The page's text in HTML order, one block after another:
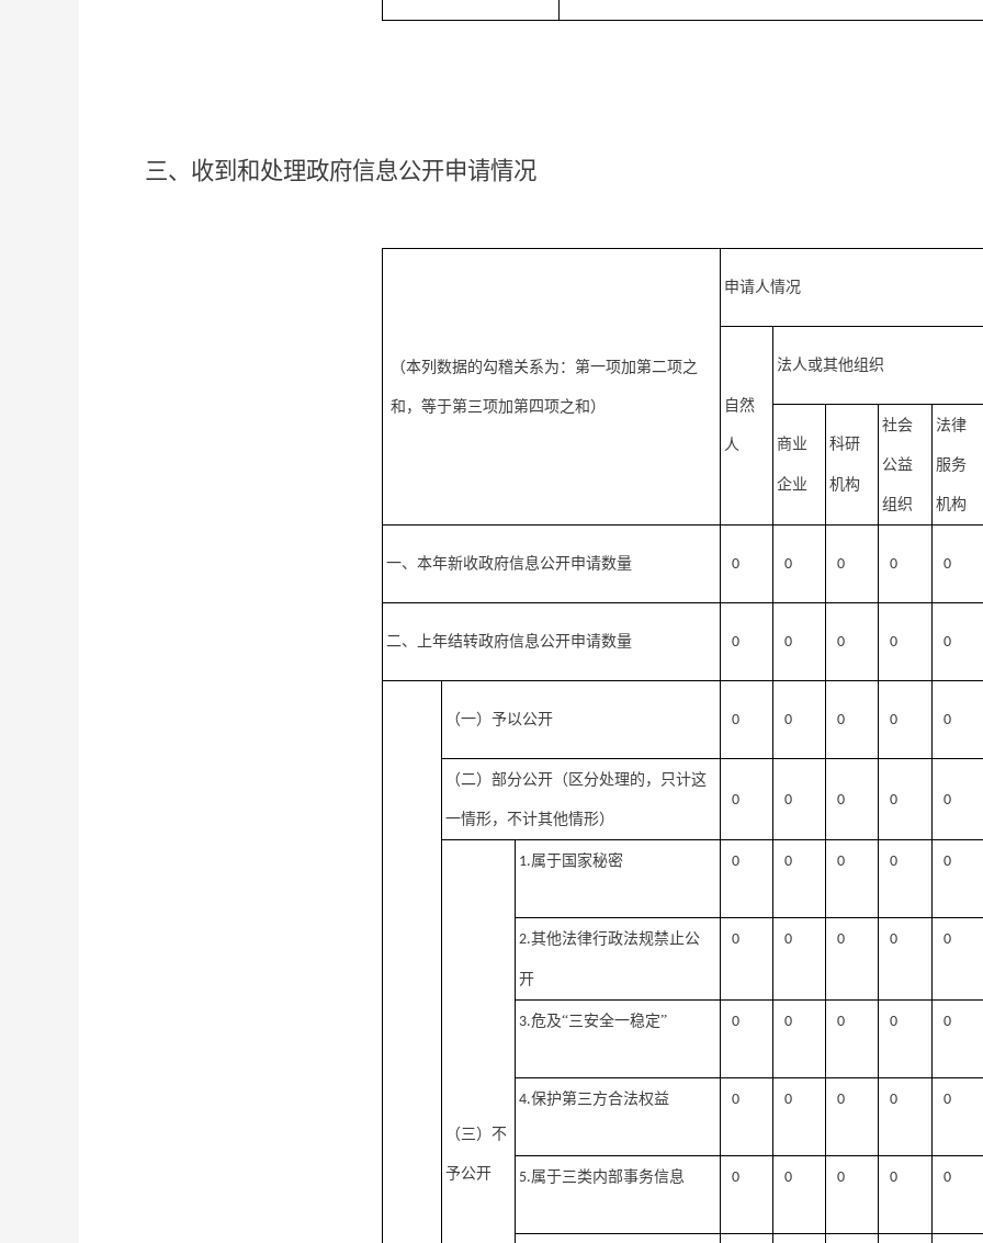
三、收到和处理政府信息公开申请情况
（本列数据的勾稽关系为：第一项加第二项之
和，等于第三项加第四项之和）
申请人情况
自然
人
法人或其他组织
商业
企业
科研
机构
社会
公益
组织
法律
服务
机构
一、本年新收政府信息公开申请数量 0 0 0 0 0
二、上年结转政府信息公开申请数量 0 0 0 0 0
（一）予以公开 0 0 0 0 0
（二）部分公开（区分处理的，只计这
一情形，不计其他情形）
0 0 0 0 0
（三）不
予公开
1.属于国家秘密 0 0 0 0 0
2.其他法律行政法规禁止公
开
0 0 0 0 0
3.危及“三安全一稳定” 0 0 0 0 0
4.保护第三方合法权益 0 0 0 0 0
5.属于三类内部事务信息 0 0 0 0 0